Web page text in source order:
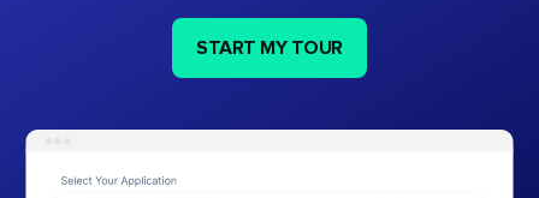
START MY TOUR